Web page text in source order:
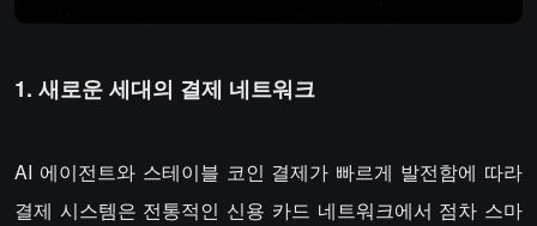
1. 새로운 세대의 결제 네트워크
AI 에이전트와 스테이블 코인 결제가 빠르게 발전함에 따라
결제 시스템은 전통적인 신용 카드 네트워크에서 점차 스마